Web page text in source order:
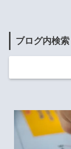
ブログ内検索